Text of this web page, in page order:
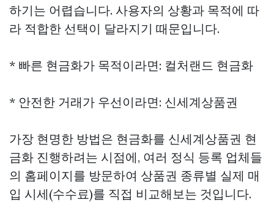
하기는 어렵습니다. 사용자의 상황과 목적에 따
라 적합한 선택이 달라지기 때문입니다.
* 빠른 현금화가 목적이라면: 컬처랜드 현금화
* 안전한 거래가 우선이라면: 신세계상품권
가장 현명한 방법은 현금화를 신세계상품권 현
금화 진행하려는 시점에, 여러 정식 등록 업체들
의 홈페이지를 방문하여 상품권 종류별 실제 매
입 시세(수수료)를 직접 비교해보는 것입니다.